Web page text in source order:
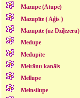
Mazupe (Atupe)
Mazupīte ( Aģis )
Mazupīte (uz Dziļezeru)
Medupe
Medupīte
Meirānu kanāls
Mellupe
Melnsilupe